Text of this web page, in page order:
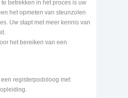
betrekken in het proces is uw
het opmeten van steunzolen
Uw stapt met meer kennis van
het bereiken van een
registerpodoloog met